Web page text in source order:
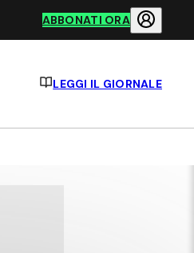
ABBONATI ORA
LEGGI IL GIORNALE